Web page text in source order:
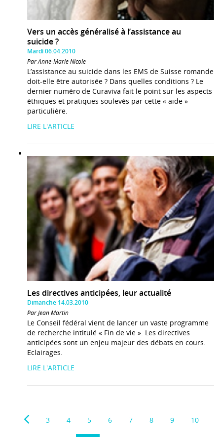
Vers un accès généralisé à l’assistance au
suicide ?
Mardi 06.04.2010
Par Anne-Marie Nicole
L’assistance au suicide dans les EMS de Suisse romande
doit-elle être autorisée ? Dans quelles conditions ? Le
dernier numéro de Curaviva fait le point sur les aspects
éthiques et pratiques soulevés par cette « aide »
particulière.
LIRE L'ARTICLE
Les directives anticipées, leur actualité
Dimanche 14.03.2010
Par Jean Martin
Le Conseil fédéral vient de lancer un vaste programme
de recherche intitulé « Fin de vie ». Les directives
anticipées sont un enjeu majeur des débats en cours.
Eclairages.
LIRE L'ARTICLE
3 4 5 6 7 8 9 10